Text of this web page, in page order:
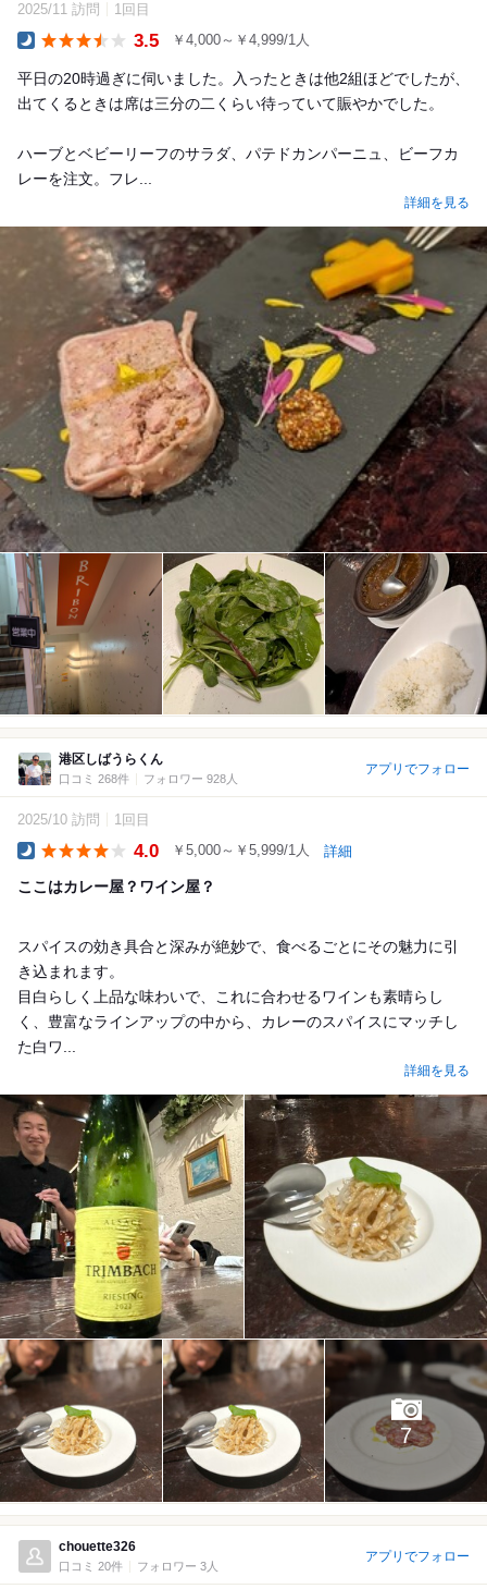
2025/11 訪問 1回目
3.5 ￥4,000～￥4,999/1人
平日の20時過ぎに伺いました。入ったときは他2組ほどでしたが、
出てくるときは席は三分の二くらい待っていて賑やかでした。
ハーブとベビーリーフのサラダ、パテドカンパーニュ、ビーフカ
レーを注文。フレ...
詳細を見る
港区しばうらくん
口コミ 268件 フォロワー 928人
アプリでフォロー
2025/10 訪問 1回目
4.0 ￥5,000～￥5,999/1人 詳細
ここはカレー屋？ワイン屋？
スパイスの効き具合と深みが絶妙で、食べるごとにその魅力に引
き込まれます。
目白らしく上品な味わいで、これに合わせるワインも素晴らし
く、豊富なラインアップの中から、カレーのスパイスにマッチし
た白ワ...
詳細を見る
7
chouette326
口コミ 20件 フォロワー 3人
アプリでフォロー